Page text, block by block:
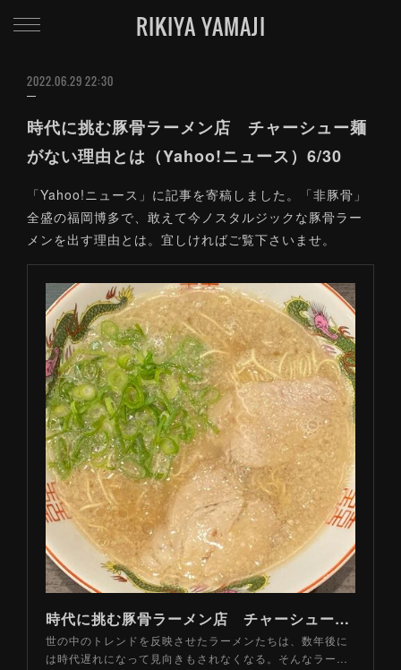
RIKIYA YAMAJI
2022.06.29 22:30
時代に挑む豚骨ラーメン店 チャーシュー麺
がない理由とは（Yahoo!ニュース）6/30
「Yahoo!ニュース」に記事を寄稿しました。「非豚骨」
全盛の福岡博多で、敢えて今ノスタルジックな豚骨ラー
メンを出す理由とは。宜しければご覧下さいませ。
時代に挑む豚骨ラーメン店 チャーシュー麺がない理由とは（山路力也） - 個人 - Yahoo!ニュース
世の中のトレンドを反映させたラーメンたちは、数年後に
は時代遅れになって見向きもされなくなる。そんなラー…